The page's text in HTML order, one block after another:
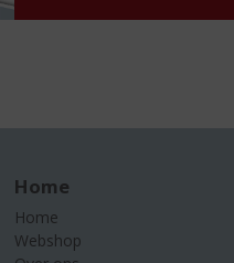
Home
Home
Webshop